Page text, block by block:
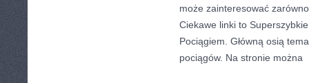
może zainteresować
Ciekawe linki to
Pociągiem. Główną osią
pociągów. Na stronie można